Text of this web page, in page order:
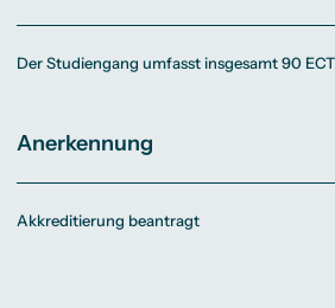
Der Studiengang umfasst insgesamt 90
Anerkennung
Akkreditierung beantragt